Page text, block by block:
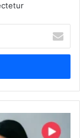
بريدك
الإلكتروني
طريقة